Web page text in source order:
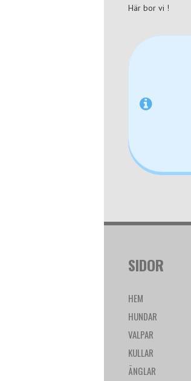
Här bor vi !
SIDOR
HEM
HUNDAR
VALPAR
KULLAR
ÄNGLAR